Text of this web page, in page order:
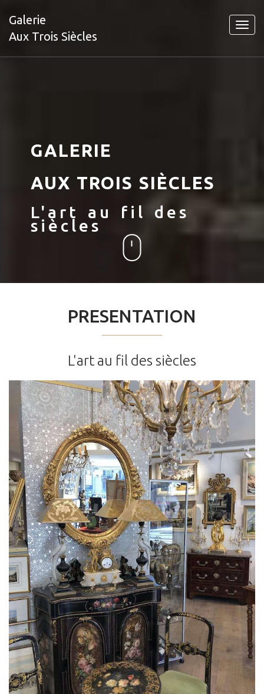
Galerie
Aux Trois Siècles
GALERIE
AUX TROIS SIÈCLES
L'art au fil des
siècles
PRESENTATION
L'art au fil des siècles